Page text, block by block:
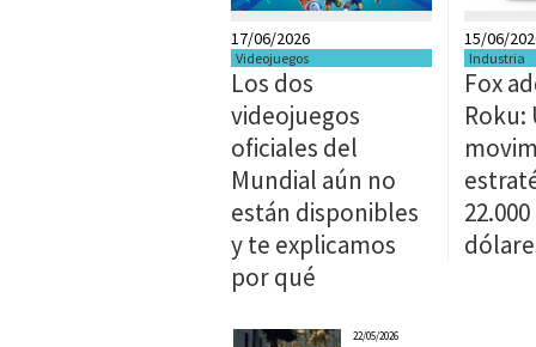
17/06/2026
Videojuegos
Los dos
videojuegos
oficiales del
Mundial aún no
están disponibles
y te explicamos
por qué
15/06/
Industria
Fox
Roku:
22/05/2026